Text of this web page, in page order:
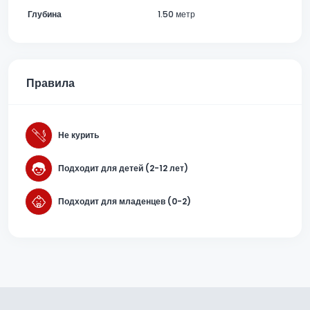
Глубина 1.50 метр
Правила
Не курить
Подходит для детей (2-12 лет)
Подходит для младенцев (0-2)